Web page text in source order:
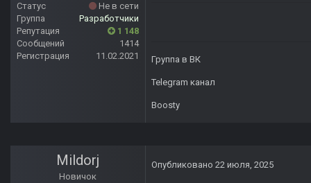
Статус
Не в сети
Группа
Разработчики
Репутация
1 148
Сообщений
1414
Регистрация
11.02.2021 Группа в ВК
Telegram канал
Boosty
Mildorj
Новичок
Опубликовано 22 июля, 2025